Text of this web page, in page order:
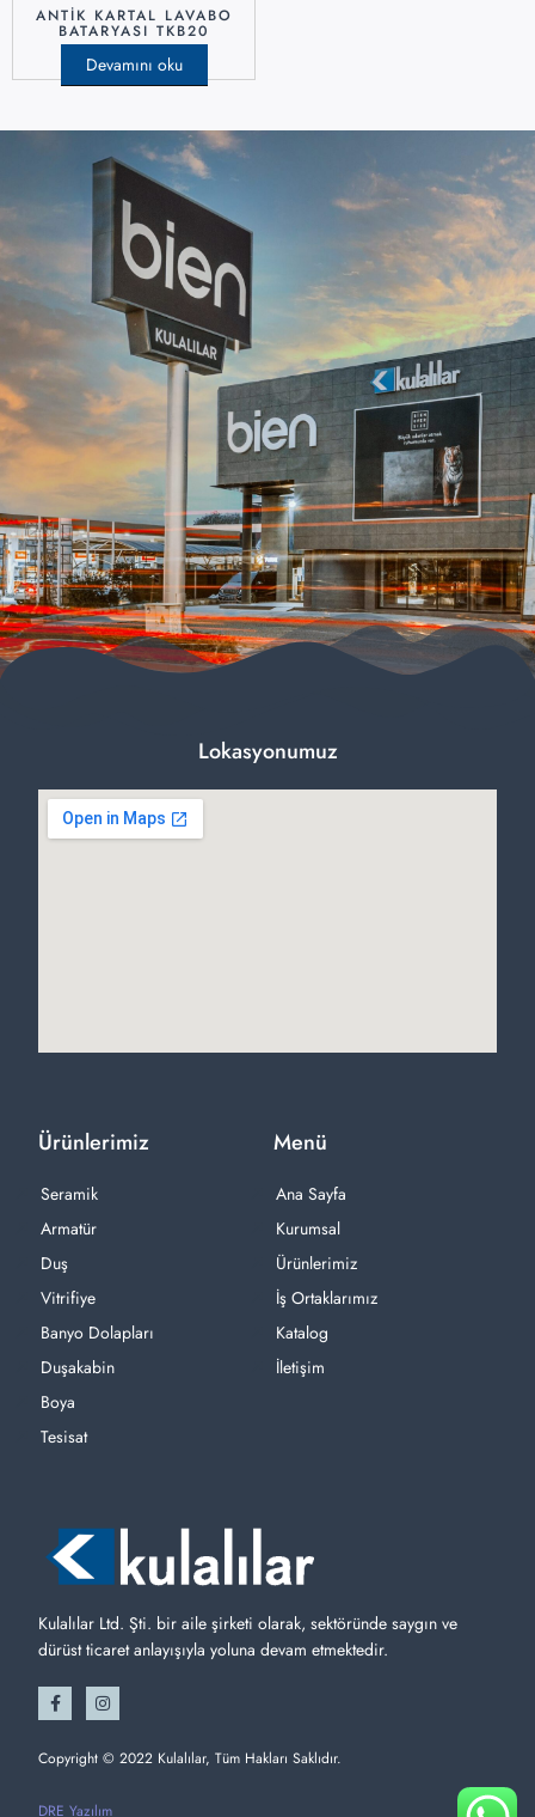
ANTIK KARTAL LAVABO
BATARYASI TKB20
Devamını oku
Kulalılar Ltd. Şti. bir aile şirketi olarak, sektöründe saygın ve
dürüst ticaret anlayışıyla yoluna devam etmektedir.
Copyright © 2022 Kulalılar, Tüm Hakları Saklıdır.
DRE Yazılım
Menü
Ana Sayfa
Kurumsal
Ürünlerimiz
İş Ortaklarımız
Katalog
İletişim
Ürünlerimiz
Seramik
Armatür
Duş
Vitrifiye
Banyo Dolapları
Duşakabin
Boya
Tesisat
Lokasyonumuz